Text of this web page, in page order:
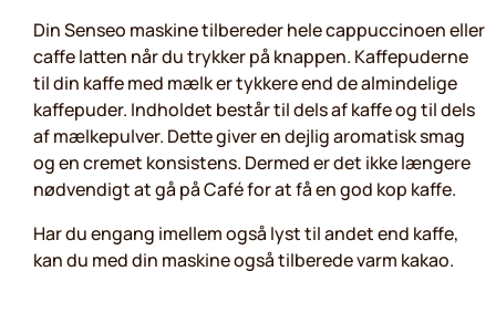
Din Senseo maskine tilbereder hele cappuccinoen eller
caffe latten når du trykker på knappen. Kaffepuderne
til din kaffe med mælk er tykkere end de almindelige
kaffepuder. Indholdet består til dels af kaffe og til dels
af mælkepulver. Dette giver en dejlig aromatisk smag
og en cremet konsistens. Dermed er det ikke længere
nødvendigt at gå på Café for at få en god kop kaffe.
Har du engang imellem også lyst til andet end kaffe,
kan du med din maskine også tilberede varm kakao.